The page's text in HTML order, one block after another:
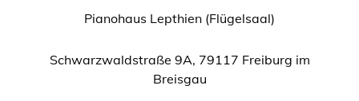
Pianohaus Lepthien (Flügelsaal)
Schwarzwaldstraße 9A, 79117 Freiburg im
Breisgau